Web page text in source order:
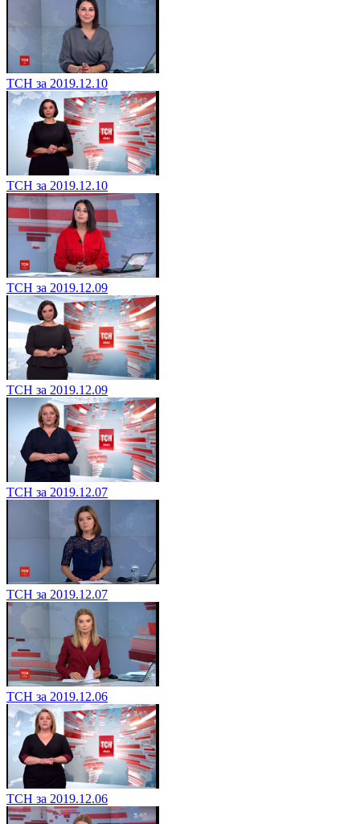
ТСН за 2019.12.10
ТСН за 2019.12.10
ТСН за 2019.12.09
ТСН за 2019.12.09
ТСН за 2019.12.07
ТСН за 2019.12.07
ТСН за 2019.12.06
ТСН за 2019.12.06